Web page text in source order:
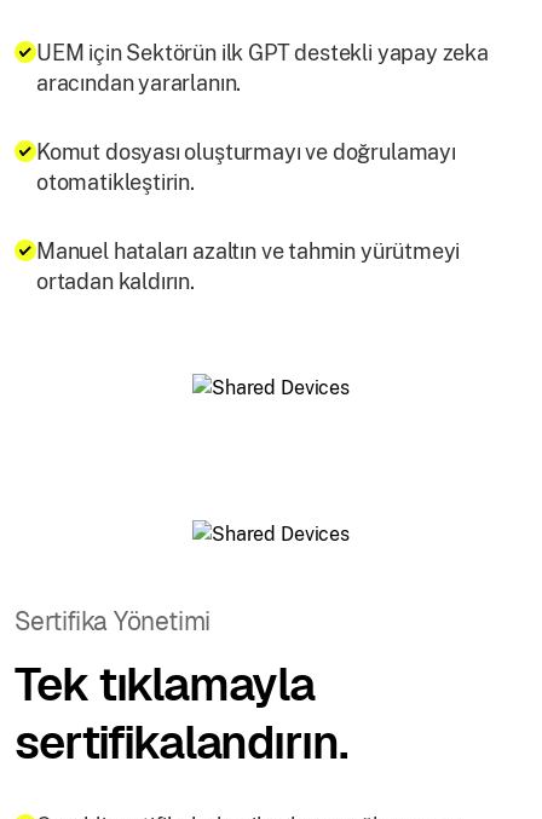
UEM için Sektörün ilk GPT destekli yapay zeka
aracından yararlanın.
Komut dosyası oluşturmayı ve doğrulamayı
otomatikleştirin.
Manuel hataları azaltın ve tahmin yürütmeyi
ortadan kaldırın.
Sertifika Yönetimi
Tek tıklamayla
sertifikalandırın.